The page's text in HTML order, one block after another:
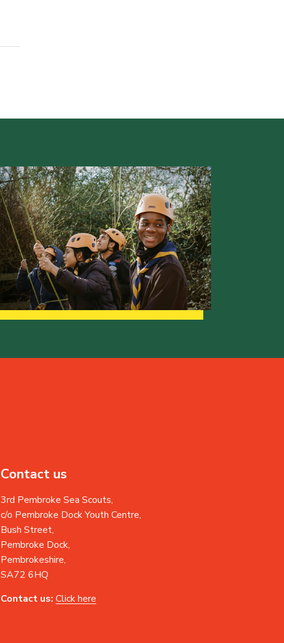
Contact us
3rd Pembroke Sea Scouts,
c/o Pembroke Dock Youth Centre,
Bush Street,
Pembroke Dock,
Pembrokeshire,
SA72 6HQ
Contact us: Click here